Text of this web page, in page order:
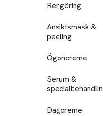
Rengöring
Ansiktsmask &
peeling
Ögoncreme
Serum &
Dagcreme